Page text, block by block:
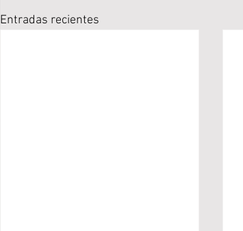
Entradas recientes